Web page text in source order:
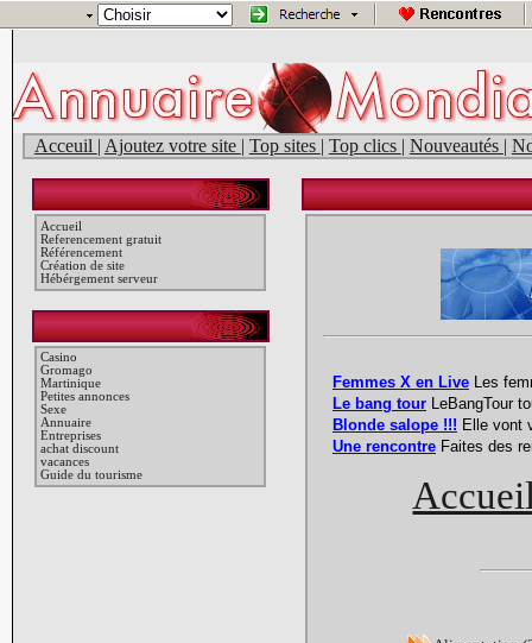
Acceuil | Ajoutez votre site | Top sites | Top clics | Nouveautés |
Accueil
Referencement gratuit
Référencement
Création de site
Hébérgement serveur
Casino
Gromago
Martinique
Petites annonces
Sexe
Annuaire
Entreprises
achat discount
vacances
Guide du tourisme